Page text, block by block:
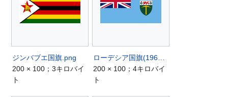
ジンバブエ国旗.png
200 × 100；3キロバイ
ト
200 × 100；4キロバイ
ト